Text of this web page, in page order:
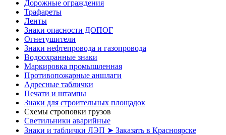
Дорожные ограждения
Трафареты
Ленты
Знаки опасности ДОПОГ
Огнетушители
Знаки нефтепровода и газопровода
Водоохранные знаки
Маркировка промышленная
Противопожарные аншлаги
Адресные таблички
Печати и штампы
Знаки для строительных площадок
Схемы строповки грузов
Светильники аварийные
Знаки и таблички ЛЭП ➤ Заказать в Красноярске